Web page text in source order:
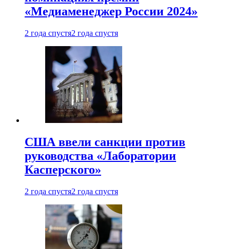
«Медиаменеджер России 2024»
2 года спустя2 года спустя
США ввели санкции против
руководства «Лаборатории
Касперского»
2 года спустя2 года спустя